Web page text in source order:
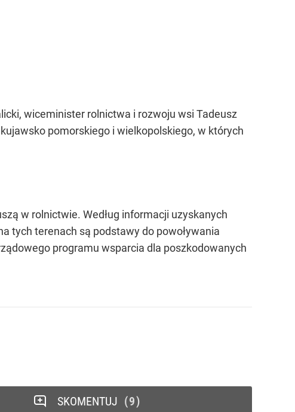
wiceminister rolnictwa i rozwoju wsi Tadeusz
pomorskiego i wielkopolskiego, w których
w rolnictwie. Według informacji uzyskanych
tych terenach są podstawy do powoływania
programu wsparcia dla poszkodowanych
SKOMENTUJ 9